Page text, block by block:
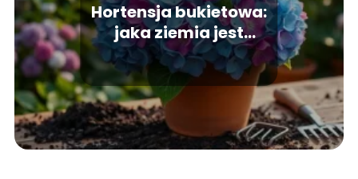
Hortensja bukietowa:
jaka ziemia jest
najlepsza do jej
uprawy?